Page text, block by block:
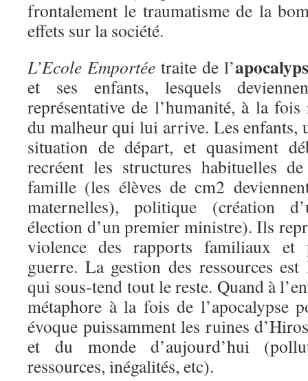
frontalement le traumatisme de la
effets sur la société.
L’Ecole Emportéetraite de l’
et ses enfants, lesquels
représentative de l’humanité, à la
du malheur qui lui arrive. Les enfants,
situation de départ, et quasiment
recréent les structures habituelles
famille (les élèves de cm2
maternelles), politique (création
élection d’un premier ministre). Ils
violence des rapports familiaux et
guerre. La gestion des ressources
qui sous-tend tout le reste. Quand à
métaphore à la fois de l’apocalypse
évoque puissamment les ruines
et du monde d’aujourd’hui
ressources, inégalités, etc).